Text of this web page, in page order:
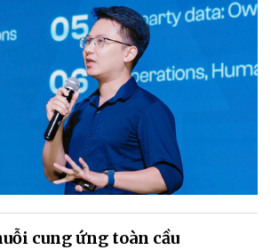
cung ứng toàn cầu